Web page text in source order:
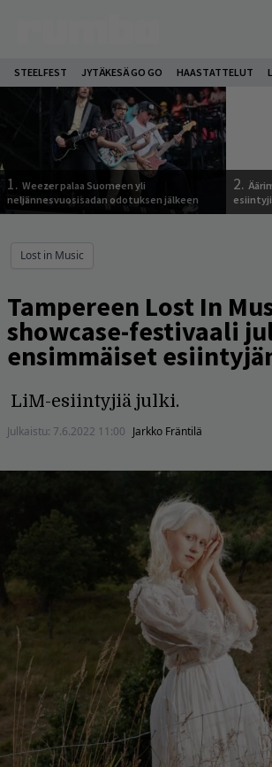
STEELFEST JYTÄKESÄ GO GO HAASTATTELUT
1. Weezer palaa Suomeen yli
neljännesvuosisadan odotuksen jälkeen
2.
Lost in Music
Tampereen Lost In
showcase-festivaali
ensimmäiset
LiM-esiintyjiä julki.
Julkaistu: 7.6.2022 11:00 Jarkko Fräntilä